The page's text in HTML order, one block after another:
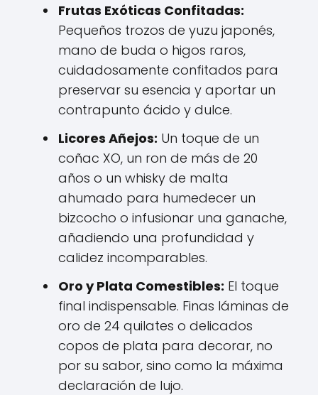
Frutas Exóticas Confitadas:
Pequeños trozos de yuzu japonés,
mano de buda o higos raros,
cuidadosamente confitados para
preservar su esencia y aportar un
contrapunto ácido y dulce.
Licores Añejos: Un toque de un
coñac XO, un ron de más de 20
años o un whisky de malta
ahumado para humedecer un
bizcocho o infusionar una ganache,
añadiendo una profundidad y
calidez incomparables.
Oro y Plata Comestibles: El toque
final indispensable. Finas láminas de
oro de 24 quilates o delicados
copos de plata para decorar, no
por su sabor, sino como la máxima
declaración de lujo.